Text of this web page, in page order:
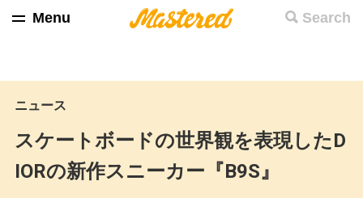
Search
Menu
ニュース
スケートボードの世界観を表現したD
IORの新作スニーカー『B9S』